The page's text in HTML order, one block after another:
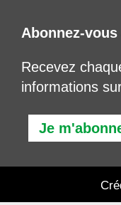
Abonnez-
Recevez
informations
Je